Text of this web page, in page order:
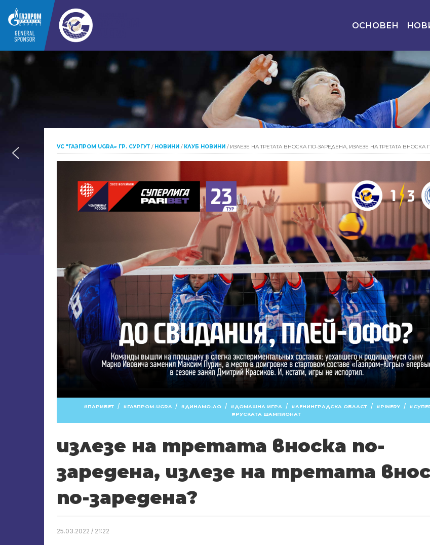
ОСНОВЕН
VC "ГАЗПРОМ UGRA» ГР. СУРГУТ / НОВИНИ / КЛУБ НОВИНИ / ИЗЛЕЗЕ НА ТРЕТАТА ВНОСКА ПО-ЗАРЕДЕНА, ИЗЛЕЗЕ НА ТРЕТАТА ВНОСКА
ПАРИБЕТ / ГАЗПРОМ-UGRA / ДИНАМО-ЛО / ДОМАШНА ИГРА / ЛЕНИНГРАДСКА ОБЛАСТ / PINERY /
РУСКАТА ШАМПИОНАТ
излезе на третата вноска по-
заредена, излезе на третата
по-заредена?
25.03.2022 / 21:22